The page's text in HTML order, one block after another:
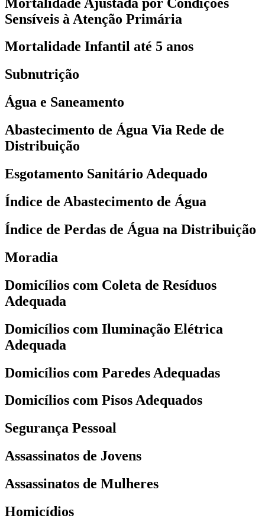
Sensíveis à Atenção Primária
Mortalidade Infantil até 5 anos
Subnutrição
Água e Saneamento
Abastecimento de Água Via Rede de
Distribuição
Esgotamento Sanitário Adequado
Índice de Abastecimento de Água
Índice de Perdas de Água na Distribuição
Moradia
Domicílios com Coleta de Resíduos
Adequada
Domicílios com Iluminação Elétrica
Adequada
Domicílios com Paredes Adequadas
Domicílios com Pisos Adequados
Segurança Pessoal
Assassinatos de Jovens
Assassinatos de Mulheres
Homicídios